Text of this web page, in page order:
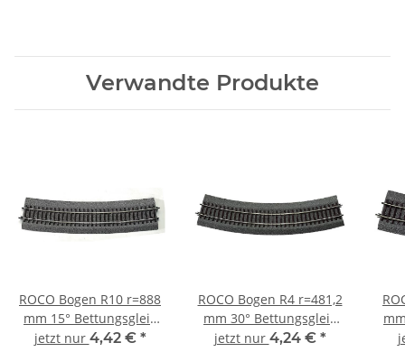
Verwandte Produkte
ROCO Bogen R10 r=888
mm 15° Bettungsgleis
RocoLine 42528 Spur H0
jetzt nur 4,42 € *
ROCO Bogen R4 r=481,2
mm 30° Bettungsgleis
RocoLine 42524 Spur H0
jetzt nur 4,24 € *